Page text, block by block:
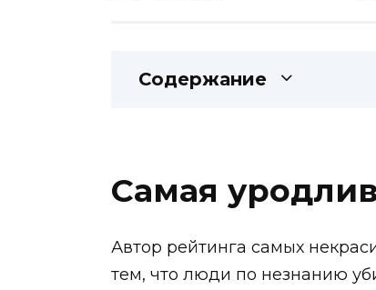
Содержание
Самая
Автор рейтинга самых
тем, что люди по незнанию